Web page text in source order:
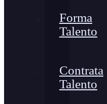
Forma
Talento
Contrata
Talento